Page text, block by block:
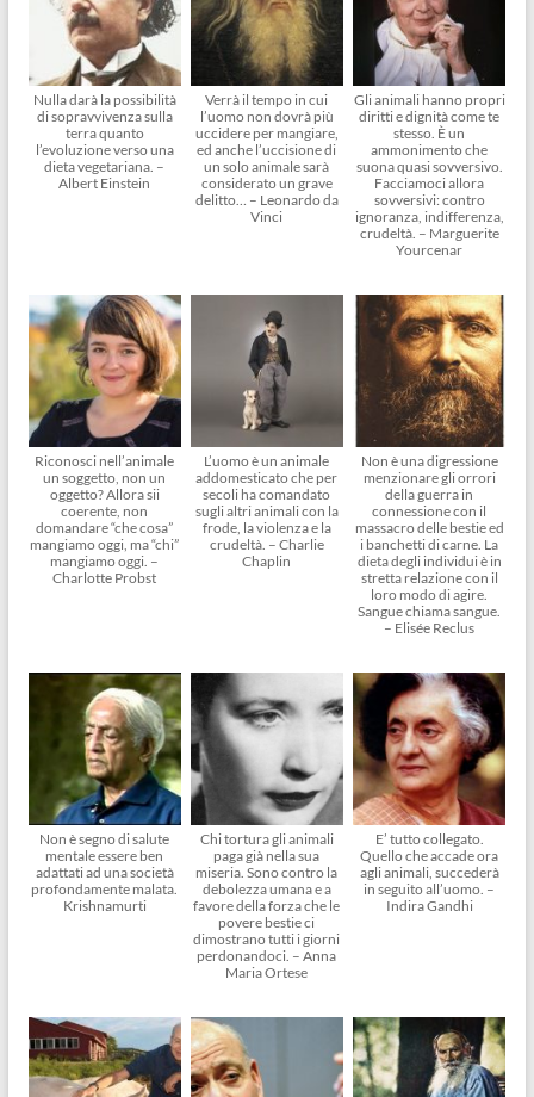
Nulla darà la possibilità
di sopravvivenza sulla
terra quanto
l’evoluzione verso una
dieta vegetariana. –
Albert Einstein
Verrà il tempo in cui
l’uomo non dovrà più
uccidere per mangiare,
ed anche l’uccisione di
un solo animale sarà
considerato un grave
delitto… – Leonardo da
Vinci
Gli animali hanno propri
diritti e dignità come te
stesso. È un
ammonimento che
suona quasi sovversivo.
Facciamoci allora
sovversivi: contro
ignoranza, indifferenza,
crudeltà. – Marguerite
Yourcenar
Riconosci nell’animale
un soggetto, non un
oggetto? Allora sii
coerente, non
domandare “che cosa”
mangiamo oggi, ma “chi”
mangiamo oggi. –
Charlotte Probst
L’uomo è un animale
addomesticato che per
secoli ha comandato
sugli altri animali con la
frode, la violenza e la
crudeltà. – Charlie
Chaplin
Non è una digressione
menzionare gli orrori
della guerra in
connessione con il
massacro delle bestie ed
i banchetti di carne. La
dieta degli individui è in
stretta relazione con il
loro modo di agire.
Sangue chiama sangue.
– Elisée Reclus
Non è segno di salute
mentale essere ben
adattati ad una società
profondamente malata.
Krishnamurti
Chi tortura gli animali
paga già nella sua
miseria. Sono contro la
debolezza umana e a
favore della forza che le
povere bestie ci
dimostrano tutti i giorni
perdonandoci. – Anna
Maria Ortese
E’ tutto collegato.
Quello che accade ora
agli animali, succederà
in seguito all’uomo. –
Indira Gandhi